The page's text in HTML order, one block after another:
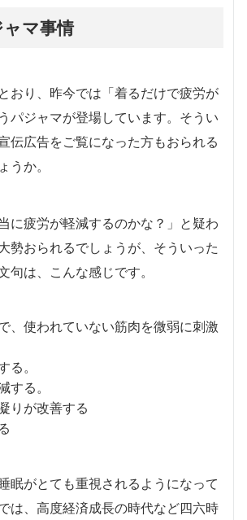
マ事情
おり、昨今では「着るだけで疲労が
パジャマが登場しています。そうい
伝広告をご覧になった方もおられる
うか。
に疲労が軽減するのかな？」と疑わ
勢おられるでしょうが、そういった
句は、こんな感じです。
、使われていない筋肉を微弱に刺激
る。
する。
りが改善する
眠がとても重視されるようになって
は、高度経済成長の時代など四六時